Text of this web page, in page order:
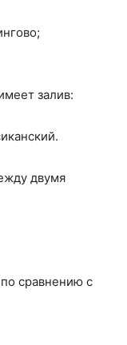
залив:
двумя
сравнению с